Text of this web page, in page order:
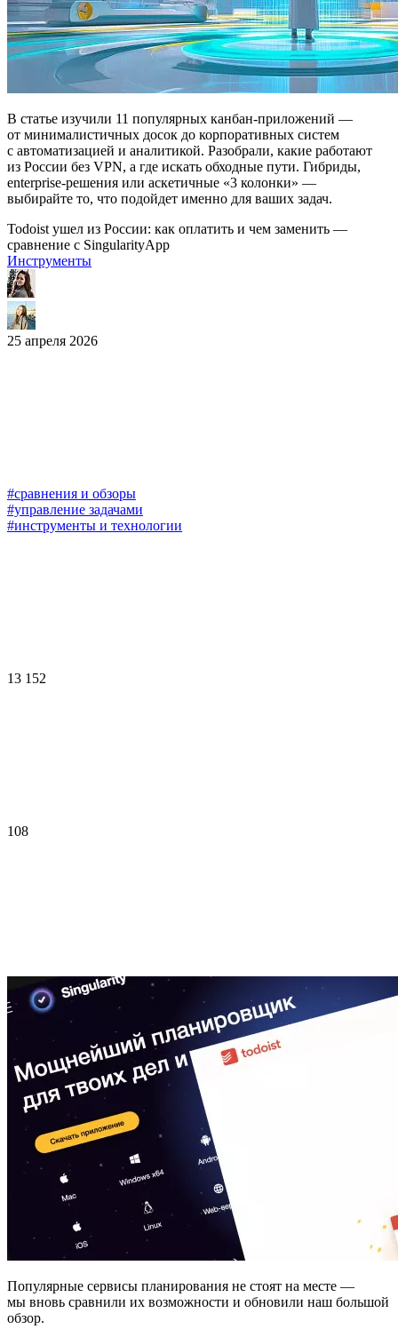
В статье изучили 11 популярных канбан-приложений —
от минималистичных досок до корпоративных систем
с автоматизацией и аналитикой. Разобрали, какие работают
из России без VPN, а где искать обходные пути. Гибриды,
enterprise-решения или аскетичные «3 колонки» —
выбирайте то, что подойдет именно для ваших задач.
Todoist ушел из России: как оплатить и чем заменить —
сравнение с SingularityApp
Инструменты
25 апреля 2026
#сравнения и обзоры
#управление задачами
#инструменты и технологии
13 152
108
Популярные сервисы планирования не стоят на месте —
мы вновь сравнили их возможности и обновили наш большой
обзор.